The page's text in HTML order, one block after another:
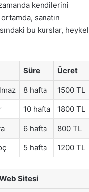
kendilerini
sanatın
bu kurslar, heykel
Süre Ücret
8 hafta 1500 TL
10 hafta 1800 TL
6 hafta 800 TL
5 hafta 1200 TL
Web Sitesi